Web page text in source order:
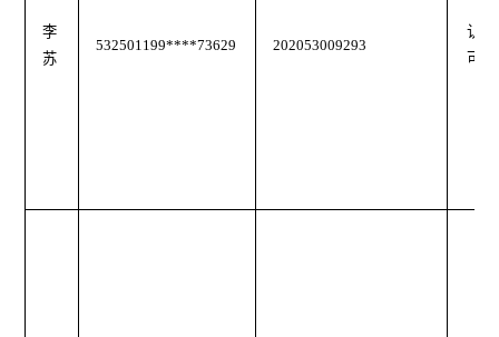
李
苏
532501199****73629 202053009293
认
可